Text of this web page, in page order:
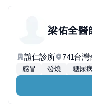
梁佑全醫
誼仁診所 741台
感冒 發燒 糖尿病